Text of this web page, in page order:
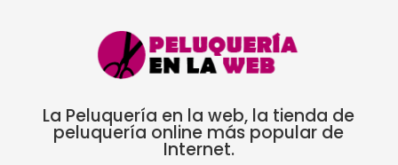
La Peluquería en la web, la tienda de
peluquería online más popular de
Internet.